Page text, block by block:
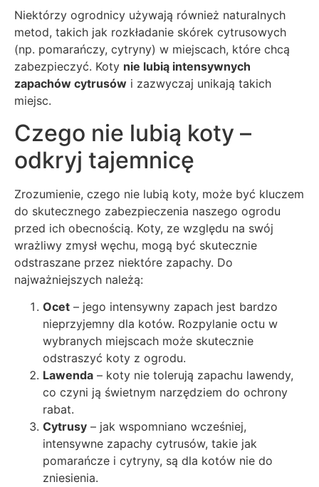
Niektórzy ogrodnicy używają również naturalnych
metod, takich jak rozkładanie skórek cytrusowych
(np. pomarańczy, cytryny) w miejscach, które chcą
zabezpieczyć. Koty nie lubią intensywnych
zapachów cytrusów i zazwyczaj unikają takich
miejsc.
Czego nie lubią koty –
odkryj tajemnicę
Zrozumienie, czego nie lubią koty, może być kluczem
do skutecznego zabezpieczenia naszego ogrodu
przed ich obecnością. Koty, ze względu na swój
wrażliwy zmysł węchu, mogą być skutecznie
odstraszane przez niektóre zapachy. Do
najważniejszych należą:
Ocet – jego intensywny zapach jest bardzo
nieprzyjemny dla kotów. Rozpylanie octu w
wybranych miejscach może skutecznie
odstraszyć koty z ogrodu.
Lawenda – koty nie tolerują zapachu lawendy,
co czyni ją świetnym narzędziem do ochrony
rabat.
Cytrusy – jak wspomniano wcześniej,
intensywne zapachy cytrusów, takie jak
pomarańcze i cytryny, są dla kotów nie do
zniesienia.